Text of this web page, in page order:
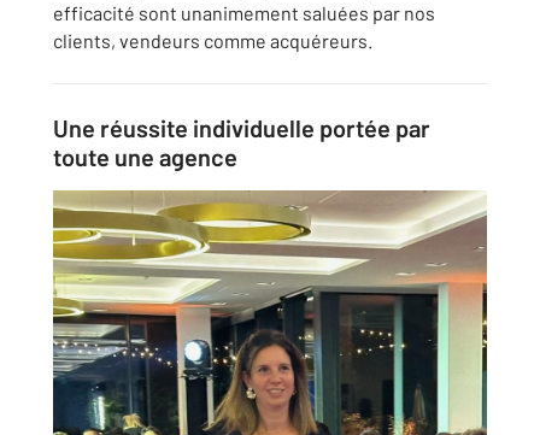
efficacité sont unanimement saluées par nos
clients, vendeurs comme acquéreurs.
Une réussite individuelle portée par
toute une agence